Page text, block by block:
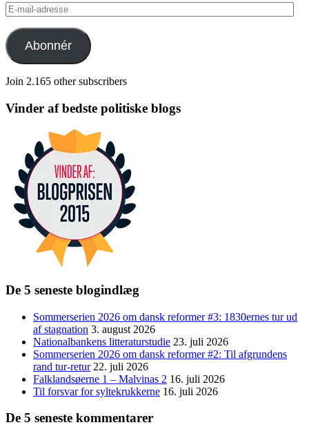
E-
mail-
adresse
Abonnér
Join 2.165 other subscribers
Vinder af bedste politiske blogs
De 5 seneste blogindlæg
Sommerserien 2026 om dansk reformer #3: 1830ernes tur ud
af stagnation 3. august 2026
Nationalbankens litteraturstudie 23. juli 2026
Sommerserien 2026 om dansk reformer #2: Til afgrundens
rand tur-retur 22. juli 2026
Falklandsøerne 1 – Malvinas 2 16. juli 2026
Til forsvar for syltekrukkerne 16. juli 2026
De 5 seneste kommentarer